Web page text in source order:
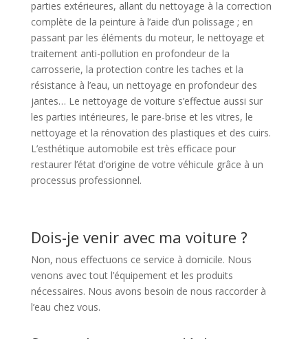
parties extérieures, allant du nettoyage à la correction
complète de la peinture à l’aide d’un polissage ; en
passant par les éléments du moteur, le nettoyage et
traitement anti-pollution en profondeur de la
carrosserie, la protection contre les taches et la
résistance à l’eau, un nettoyage en profondeur des
jantes… Le nettoyage de voiture s’effectue aussi sur
les parties intérieures, le pare-brise et les vitres, le
nettoyage et la rénovation des plastiques et des cuirs.
L’esthétique automobile est très efficace pour
restaurer l’état d’origine de votre véhicule grâce à un
processus professionnel.
Dois-je venir avec ma voiture ?
Non, nous effectuons ce service à domicile. Nous
venons avec tout l’équipement et les produits
nécessaires. Nous avons besoin de nous raccorder à
l’eau chez vous.